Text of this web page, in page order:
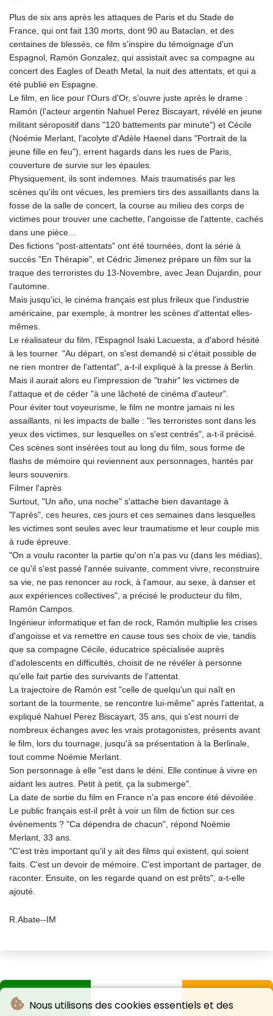
Nous utilisons des cookies essentiels et des
Plus de six ans après les attaques de Paris et du Stade de
France, qui ont fait 130 morts, dont 90 au Bataclan, et des
centaines de blessés, ce film s'inspire du témoignage d'un
Espagnol, Ramón Gonzalez, qui assistait avec sa compagne au
concert des Eagles of Death Metal, la nuit des attentats, et qui a
été publié en Espagne.
Le film, en lice pour l'Ours d'Or, s'ouvre juste après le drame :
Ramón (l'acteur argentin Nahuel Perez Biscayart, révélé en jeune
militant séropositif dans "120 battements par minute") et Cécile
(Noémie Merlant, l'acolyte d'Adèle Haenel dans "Portrait de la
jeune fille en feu"), errent hagards dans les rues de Paris,
couverture de survie sur les épaules.
Physiquement, ils sont indemnes. Mais traumatisés par les
scènes qu'ils ont vécues, les premiers tirs des assaillants dans la
fosse de la salle de concert, la course au milieu des corps de
victimes pour trouver une cachette, l'angoisse de l'attente, cachés
dans une pièce...
Des fictions "post-attentats" ont été tournées, dont la série à
succès "En Thérapie", et Cédric Jimenez prépare un film sur la
traque des terroristes du 13-Novembre, avec Jean Dujardin, pour
l'automne.
Mais jusqu'ici, le cinéma français est plus frileux que l'industrie
américaine, par exemple, à montrer les scènes d'attentat elles-
mêmes.
Le réalisateur du film, l'Espagnol Isaki Lacuesta, a d'abord hésité
à les tourner. "Au départ, on s'est demandé si c'était possible de
ne rien montrer de l'attentat", a-t-il expliqué à la presse à Berlin.
Mais il aurait alors eu l'impression de "trahir" les victimes de
l'attaque et de céder "à une lâcheté de cinéma d'auteur".
Pour éviter tout voyeurisme, le film ne montre jamais ni les
assaillants, ni les impacts de balle : "les terroristes sont dans les
yeux des victimes, sur lesquelles on s'est centrés", a-t-il précisé.
Ces scènes sont insérées tout au long du film, sous forme de
flashs de mémoire qui reviennent aux personnages, hantés par
leurs souvenirs.
Filmer l'après
Surtout, "Un año, una noche" s'attache bien davantage à
"l'après", ces heures, ces jours et ces semaines dans lesquelles
les victimes sont seules avec leur traumatisme et leur couple mis
à rude épreuve.
"On a voulu raconter la partie qu'on n'a pas vu (dans les médias),
ce qu'il s'est passé l'année suivante, comment vivre, reconstruire
sa vie, ne pas renoncer au rock, à l'amour, au sexe, à danser et
aux expériences collectives", a précisé le producteur du film,
Ramón Campos.
Ingénieur informatique et fan de rock, Ramón multiplie les crises
d'angoisse et va remettre en cause tous ses choix de vie, tandis
que sa compagne Cécile, éducatrice spécialisée auprès
d'adolescents en difficultés, choisit de ne révéler à personne
qu'elle fait partie des survivants de l'attentat.
La trajectoire de Ramón est "celle de quelqu'un qui naît en
sortant de la tourmente, se rencontre lui-même" après l'attentat, a
expliqué Nahuel Perez Biscayart, 35 ans, qui s'est nourri de
nombreux échanges avec les vrais protagonistes, présents avant
le film, lors du tournage, jusqu'à sa présentation à la Berlinale,
tout comme Noémie Merlant.
Son personnage à elle "est dans le déni. Elle continue à vivre en
aidant les autres. Petit à petit, ça la submerge".
La date de sortie du film en France n'a pas encore été dévoilée.
Le public français est-il prêt à voir un film de fiction sur ces
évènements ? "Ca dépendra de chacun", répond Noémie
Merlant, 33 ans.
"C'est très important qu'il y ait des films qui existent, qui soient
faits. C'est un devoir de mémoire. C'est important de partager, de
raconter. Ensuite, on les regarde quand on est prêts", a-t-elle
ajouté.
R.Abate--IM